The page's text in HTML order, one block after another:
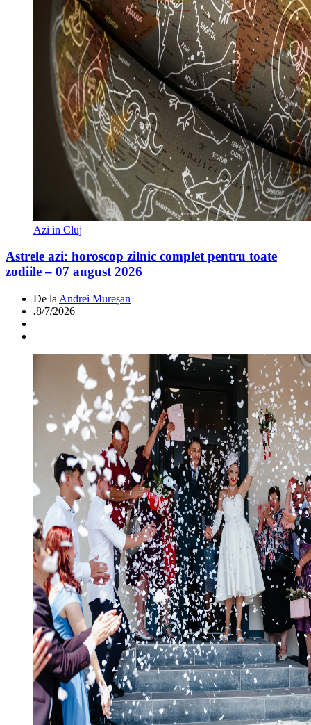
Azi in Cluj
Astrele azi: horoscop zilnic complet pentru toate
zodiile – 07 august 2026
De la Andrei Mureșan
.8/7/2026